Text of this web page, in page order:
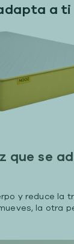
a ti
que se
y reduce la
la otra